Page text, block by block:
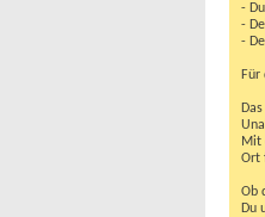
-
-
-
Mit
Ort
Ob
Du